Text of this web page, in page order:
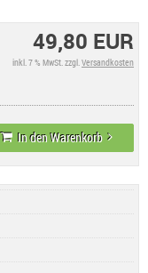
49,80 EUR
inkl. 7 % MwSt. zzgl.Versandkosten
In den Warenkorb